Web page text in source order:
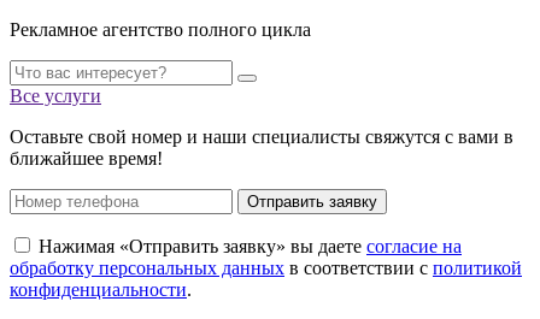
Рекламное агентство полного цикла
Все услуги
Оставьте свой номер и наши специалисты свяжутся с вами в
ближайшее время!
Отправить заявку
Нажимая «Отправить заявку» вы даете согласие на
обработку персональных данных в соответствии с политикой
конфиденциальности.